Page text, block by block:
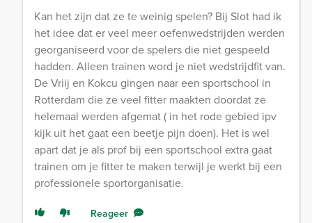
Kan het zijn dat ze te weinig spelen? Bij Slot had ik
het idee dat er veel meer oefenwedstrijden werden
georganiseerd voor de spelers die niet gespeeld
hadden. Alleen trainen word je niet wedstrijdfit van.
De Vriij en Kokcu gingen naar een sportschool in
Rotterdam die ze veel fitter maakten doordat ze
helemaal werden afgemat ( in het rode gebied ipv
kijk uit het gaat een beetje pijn doen). Het is wel
apart dat je als prof bij een sportschool extra gaat
trainen om je fitter te maken terwijl je werkt bij een
professionele sportorganisatie.
Reageer